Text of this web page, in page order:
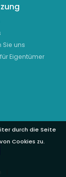
durch die Seite
Cookies zu.
page
Sie uns
Eigentümer